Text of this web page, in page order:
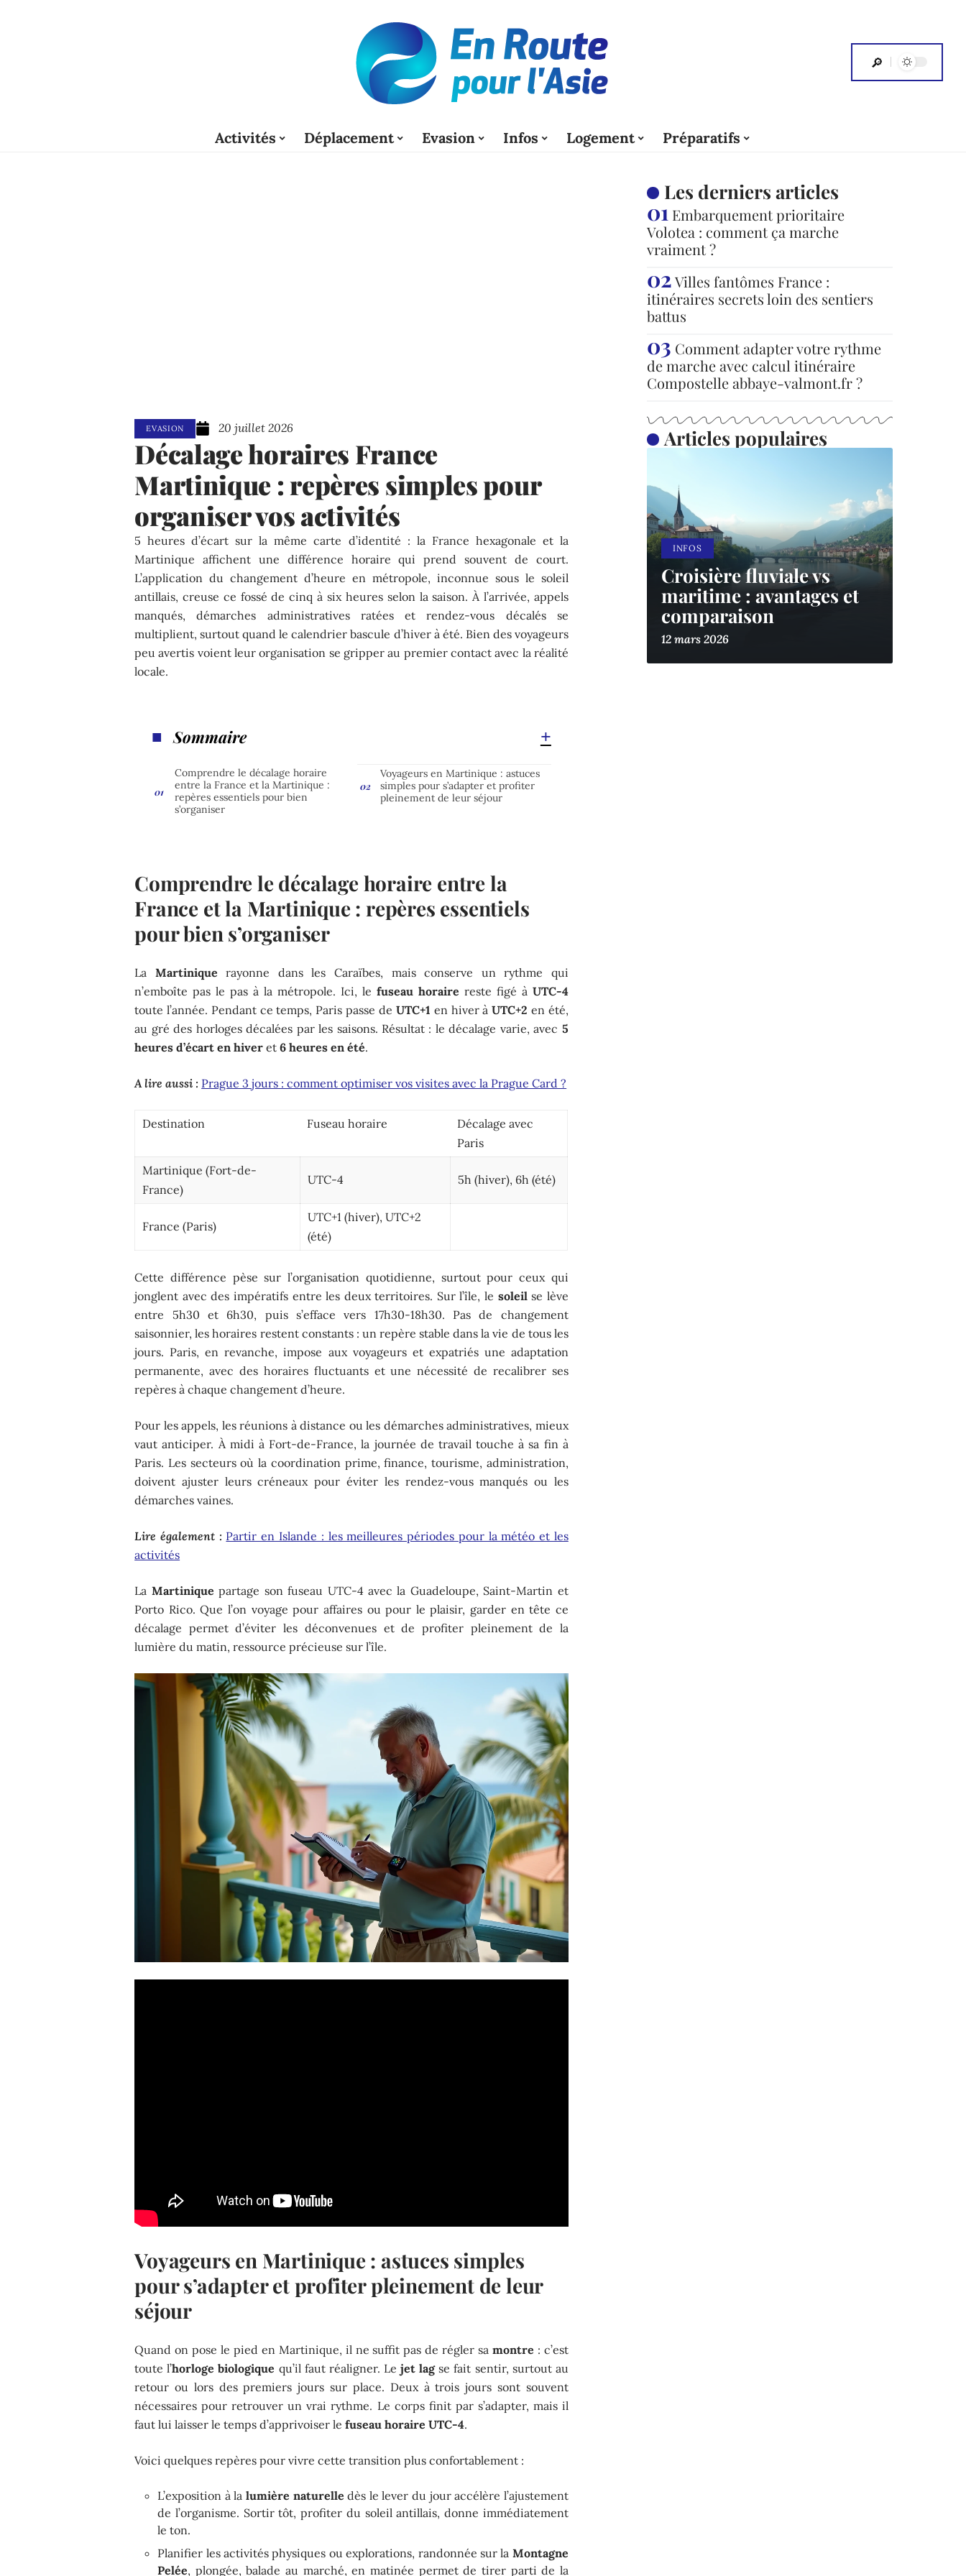
Activités Déplacement Evasion Infos Logement Préparatifs
EVASION 20 juillet 2026
Décalage horaires France
Martinique : repères simples pour
organiser vos activités
5 heures d’écart sur la même carte d’identité : la France hexagonale et la
Martinique affichent une différence horaire qui prend souvent de court.
L’application du changement d’heure en métropole, inconnue sous le soleil
antillais, creuse ce fossé de cinq à six heures selon la saison. À l’arrivée, appels
manqués, démarches administratives ratées et rendez-vous décalés se
multiplient, surtout quand le calendrier bascule d’hiver à été. Bien des voyageurs
peu avertis voient leur organisation se gripper au premier contact avec la réalité
locale.
Sommaire
Comprendre le décalage horaire
entre la France et la Martinique :
repères essentiels pour bien
s’organiser
Voyageurs en Martinique : astuces
simples pour s’adapter et profiter
pleinement de leur séjour
Comprendre le décalage horaire entre la
France et la Martinique : repères essentiels
pour bien s’organiser
La Martinique rayonne dans les Caraïbes, mais conserve un rythme qui
n’emboîte pas le pas à la métropole. Ici, le fuseau horaire reste figé à UTC-4
toute l’année. Pendant ce temps, Paris passe de UTC+1 en hiver àUTC+2 en été,
au gré des horloges décalées par les saisons. Résultat : le décalage varie, avec 5
heures d’écart en hiver et6 heures en été.
A lire aussi : Prague 3 jours : comment optimiser vos visites avec la Prague Card ?
Destination Fuseau horaire
Décalage avec
Paris
Martinique (Fort-de-
France)
UTC-4 5h (hiver), 6h (été)
France (Paris)
UTC+1 (hiver), UTC+2
(été)
Cette différence pèse sur l’organisation quotidienne, surtout pour ceux qui
jonglent avec des impératifs entre les deux territoires. Sur l’île, le soleilse lève
entre 5h30 et 6h30, puis s’efface vers 17h30-18h30. Pas de changement
saisonnier, les horaires restent constants : un repère stable dans la vie de tous les
jours. Paris, en revanche, impose aux voyageurs et expatriés une adaptation
permanente, avec des horaires fluctuants et une nécessité de recalibrer ses
repères à chaque changement d’heure.
Pour les appels, les réunions à distance ou les démarches administratives, mieux
vaut anticiper. À midi à Fort-de-France, la journée de travail touche à sa fin à
Paris. Les secteurs où la coordination prime, finance, tourisme, administration,
doivent ajuster leurs créneaux pour éviter les rendez-vous manqués ou les
démarches vaines.
Lire également : Partir en Islande : les meilleures périodes pour la météo et les
activités
La Martinique partage son fuseau UTC-4 avec la Guadeloupe, Saint-Martin et
Porto Rico. Que l’on voyage pour affaires ou pour le plaisir, garder en tête ce
décalage permet d’éviter les déconvenues et de profiter pleinement de la
lumière du matin, ressource précieuse sur l’île.
Voyageurs en Martinique : astuces simples
pour s’adapter et profiter pleinement de leur
séjour
Quand on pose le pied en Martinique, il ne suffit pas de régler samontre : c’est
toute l’horloge biologique qu’il faut réaligner. Lejet lagse fait sentir, surtout au
retour ou lors des premiers jours sur place. Deux à trois jours sont souvent
nécessaires pour retrouver un vrai rythme. Le corps finit par s’adapter, mais il
faut lui laisser le temps d’apprivoiser lefuseau horaire UTC-4.
Voici quelques repères pour vivre cette transition plus confortablement :
L’exposition à la lumière naturelle dès le lever du jour accélère l’ajustement
de l’organisme. Sortir tôt, profiter du soleil antillais, donne immédiatement
le ton.
Planifier les activités physiques ou explorations, randonnée sur la Montagne
Pelée, plongée, balade au marché, en matinée permet de tirer parti de la
Les derniers articles
Embarquement prioritaire
Volotea : comment ça marche
vraiment ?
Villes fantômes France :
itinéraires secrets loin des sentiers
battus
Comment adapter votre rythme
de marche avec calcul itinéraire
Compostelle abbaye-valmont.fr ?
Articles populaires
INFOS
Croisière fluviale vs
maritime : avantages et
comparaison
12 mars 2026